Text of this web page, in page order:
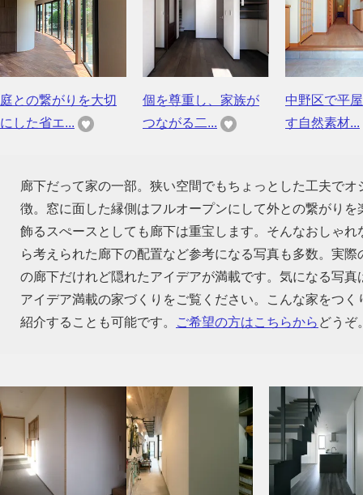
庭との繋がりを大切
にした省エ...
個を尊重し、家族が
つながる二...
中野区で平
す自然素材...
廊下だって家の一部。狭い空間でもちょっとした工夫で
徴。窓に面した縁側はフルオープンにして外との繋がり
飾るスぺースとしても廊下は重宝します。そんなおしゃ
ら考えられた廊下の配置など参考になる写真も多数。実
の廊下だけれど隠れたアイデアが満載です。気になる写
アイデア満載の家づくりをご覧ください。こんな家をつ
紹介することも可能です。
ご希望の方はこちらから どうぞ